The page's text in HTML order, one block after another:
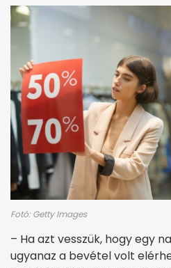
Fotó: Getty Images
– Ha azt vesszük, hogy egy
ugyanaz a bevétel volt